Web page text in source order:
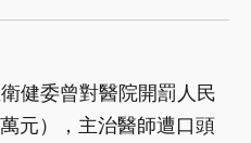
健委曾對醫院開罰人民
元），主治醫師遭口頭